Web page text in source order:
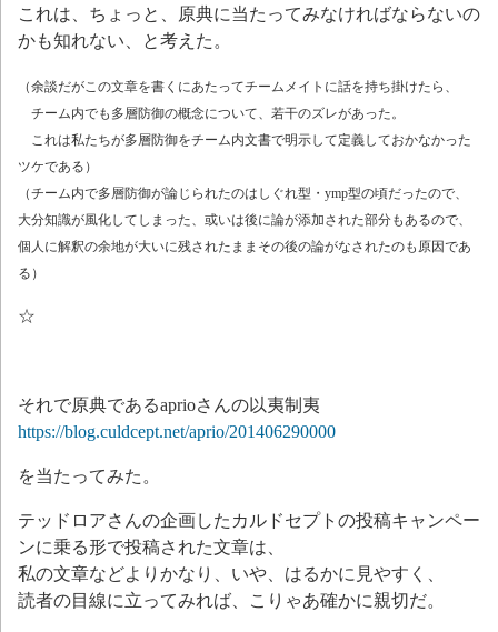
これは、ちょっと、原典に当たってみなければならないの
かも知れない、と考えた。
（余談だがこの文章を書くにあたってチームメイトに話を持ち掛けたら、
チーム内でも多層防御の概念について、若干のズレがあった。
これは私たちが多層防御をチーム内文書で明示して定義しておかなかった
ツケである）
（チーム内で多層防御が論じられたのはしぐれ型・ymp型の頃だったので、
大分知識が風化してしまった、或いは後に論が添加された部分もあるので、
個人に解釈の余地が大いに残されたままその後の論がなされたのも原因であ
る）
☆
それで原典であるaprioさんの以夷制夷
https://blog.culdcept.net/aprio/201406290000
を当たってみた。
テッドロアさんの企画したカルドセプトの投稿キャンペー
ンに乗る形で投稿された文章は、
私の文章などよりかなり、いや、はるかに見やすく、
読者の目線に立ってみれば、こりゃあ確かに親切だ。